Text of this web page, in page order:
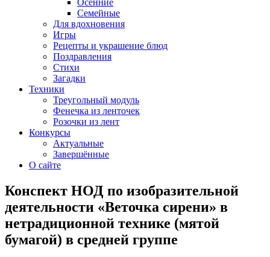
Осенние
Семейные
Для вдохновения
Игры
Рецепты и украшение блюд
Поздравления
Стихи
Загадки
Техники
Треугольный модуль
Фенечка из ленточек
Розочки из лент
Конкурсы
Актуальные
Завершённые
О сайте
Конспект НОД по изобразительной
деятельности «Веточка сирени» в
нетрадиционной технике (мятой
бумагой) в средней группе